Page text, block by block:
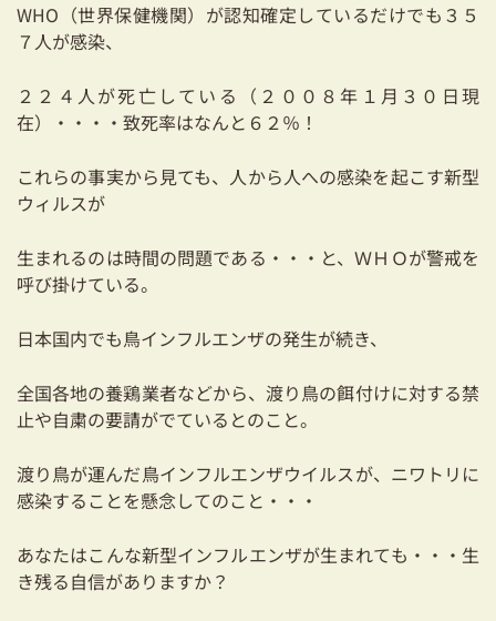
WHO（世界保健機関）が認知確定しているだけでも３５
７人が感染、
２２４人が死亡している（２００８年１月３０日現
在）・・・・致死率はなんと６２％！
これらの事実から見ても、人から人への感染を起こす新型
ウィルスが
生まれるのは時間の問題である・・・と、ＷＨＯが警戒を
呼び掛けている。
日本国内でも鳥インフルエンザの発生が続き、
全国各地の養鶏業者などから、渡り鳥の餌付けに対する禁
止や自粛の要請がでているとのこと。
渡り鳥が運んだ鳥インフルエンザウイルスが、ニワトリに
感染することを懸念してのこと・・・
あなたはこんな新型インフルエンザが生まれても・・・生
き残る自信がありますか？